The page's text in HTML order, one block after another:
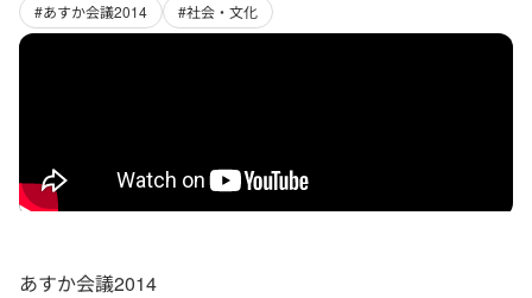
#あすか会議2014 #社会・文化
あすか会議2014